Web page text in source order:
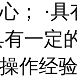
； ·
有一定
作经